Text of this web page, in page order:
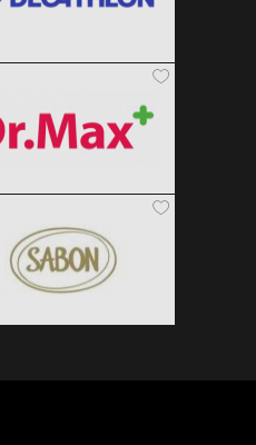
Clic și Vezi Ofertele!
Clic și Vezi Ofertele!
Clic și Vezi Ofertele!